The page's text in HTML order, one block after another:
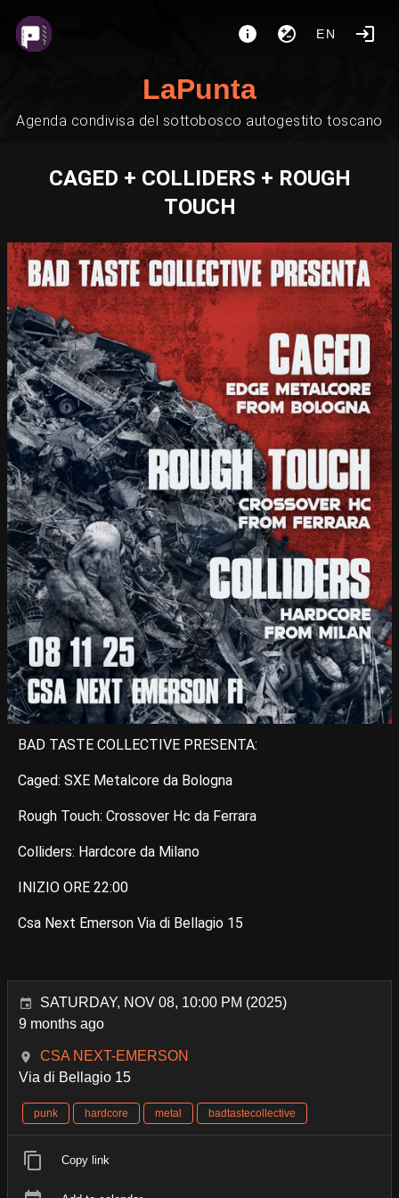
EN
LaPunta
Agenda condivisa del sottobosco autogestito toscano
CAGED + COLLIDERS + ROUGH
TOUCH
BAD TASTE COLLECTIVE PRESENTA:
Caged: SXE Metalcore da Bologna
Rough Touch: Crossover Hc da Ferrara
Colliders: Hardcore da Milano
INIZIO ORE 22:00
Csa Next Emerson Via di Bellagio 15
SATURDAY, NOV 08, 10:00 PM (2025)
9 months ago
CSA NEXT-EMERSON
Via di Bellagio 15
punk hardcore metal badtastecollective
Copy link